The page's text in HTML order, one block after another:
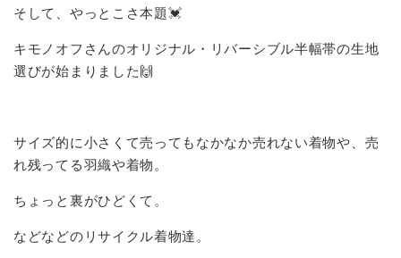
そして、やっとこさ本題💓
キモノオフさんのオリジナル・リバーシブル半幅帯の生地
選びが始まりました🙌
サイズ的に小さくて売ってもなかなか売れない着物や、売
れ残ってる羽織や着物。
ちょっと裏がひどくて。
などなどのリサイクル着物達。